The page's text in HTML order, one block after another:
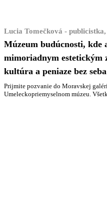
Lucia Tomečková - publicistka,
Múzeum budúcnosti, kde
mimoriadnym estetickým
kultúra a peniaze bez
Prijmite pozvanie do Moravskej
Umeleckopriemyselnom múzeu.